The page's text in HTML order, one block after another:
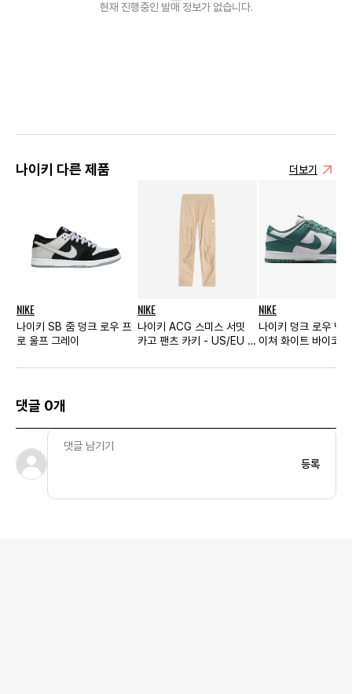
현재 진행중인 발매 정보가 없습니다.
나이키 다른 제품 더보기
NIKE
나이키 SB 줌 덩크 로우 프
로 울프 그레이
NIKE
나이키 ACG 스미스 서밋
카고 팬츠 카키 - US/EU 우
NIKE
나이키 덩크 로우 넥
이쳐 화이트 바이코
댓글 0개
등록